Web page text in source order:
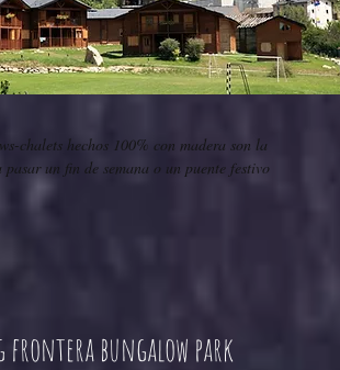
chalets hechos 100% con madera son la
un fin de semana o un puente festivo
frontera bungalow park